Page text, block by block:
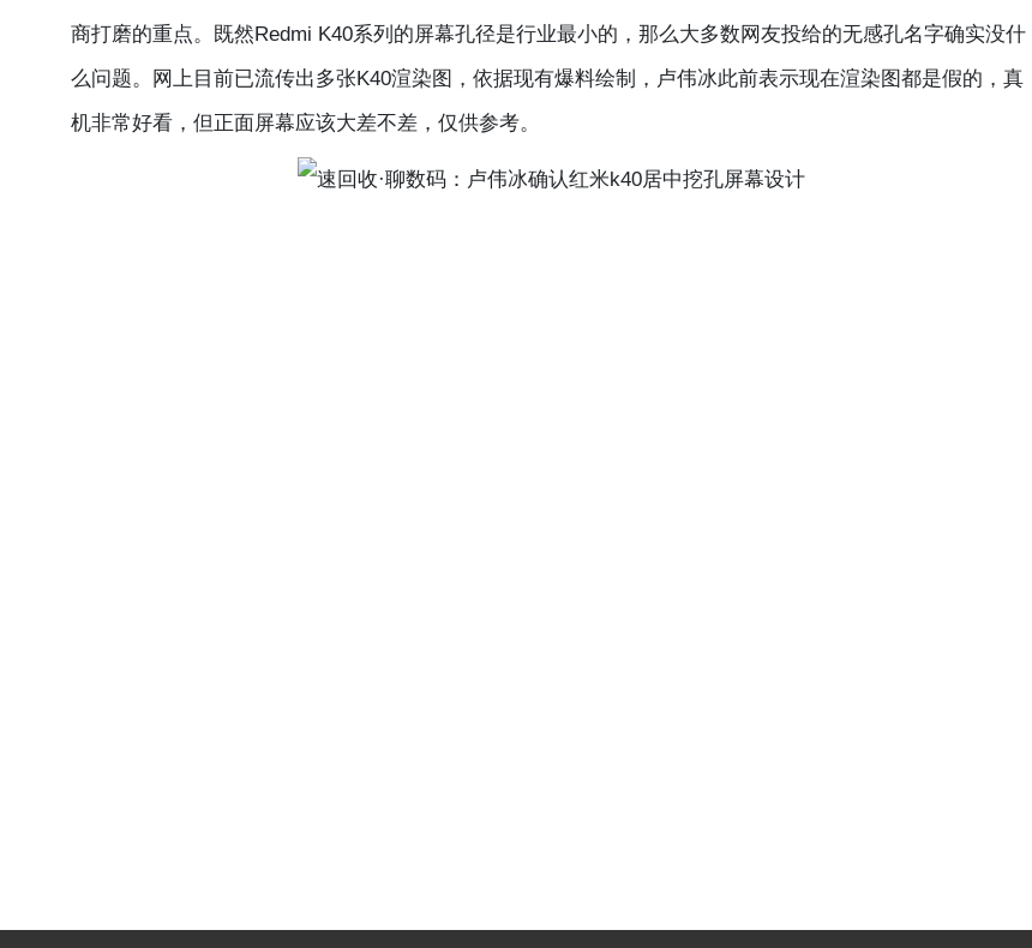
商打磨的重点。既然Redmi K40系列的屏幕孔径是行业最小的，那么大多数网友投给的无感孔名字确实没什
么问题。网上目前已流传出多张K40渲染图，依据现有爆料绘制，卢伟冰此前表示现在渲染图都是假的，真
机非常好看，但正面屏幕应该大差不差，仅供参考。